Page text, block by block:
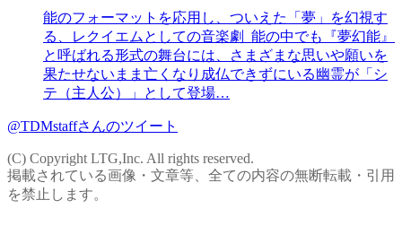
能のフォーマットを応用し、ついえた「夢」を幻視す
る、レクイエムとしての音楽劇 能の中でも『夢幻能』
と呼ばれる形式の舞台には、さまざまな思いや願いを
果たせないまま亡くなり成仏できずにいる幽霊が「シ
テ（主人公）」として登場…
@TDMstaffさんのツイート
(C) Copyright LTG,Inc. All rights reserved.
掲載されている画像・文章等、全ての内容の無断転載・引用
を禁止します。